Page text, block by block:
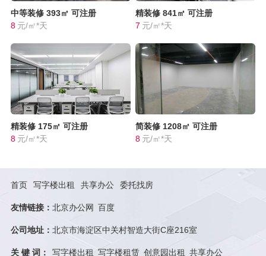
中等装修 393㎡ 可注册
8 元/㎡*天
精装修 841㎡ 可注册
7 元/㎡*天
精装修 175㎡ 可注册
8 元/㎡*天
简装修 1208㎡ 可注册
8 元/㎡*天
首页 写字楼出租 共享办公 委托找房
友情链接： 北京办公网 百度
公司地址： 北京市海淀区中关村智造大街C座216室
关 键 词： 写字楼出租 写字楼租赁 创意园出租 共享办公